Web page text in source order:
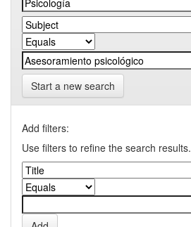
Start a new search
Add filters:
Use filters to refine the search results.